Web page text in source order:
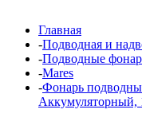
Главная
-Подводная и
-Подводные
-Mares
-Фонарь
Аккумуляторный,